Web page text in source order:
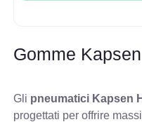
Gomme
Gli pneumatici Kapsen
progettati per offrire